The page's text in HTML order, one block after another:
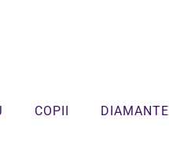
COPII DIAMANTE